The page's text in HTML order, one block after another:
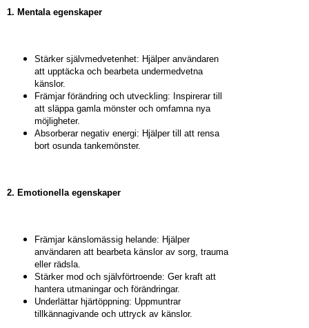
1. Mentala egenskaper
Stärker självmedvetenhet: Hjälper användaren
att upptäcka och bearbeta undermedvetna
känslor.
Främjar förändring och utveckling: Inspirerar till
att släppa gamla mönster och omfamna nya
möjligheter.
Absorberar negativ energi: Hjälper till att rensa
bort osunda tankemönster.
2. Emotionella egenskaper
Främjar känslomässig helande: Hjälper
användaren att bearbeta känslor av sorg, trauma
eller rädsla.
Stärker mod och självförtroende: Ger kraft att
hantera utmaningar och förändringar.
Underlättar hjärtöppning: Uppmuntrar
tillkännagivande och uttryck av känslor.